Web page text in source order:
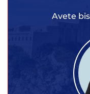
Avete